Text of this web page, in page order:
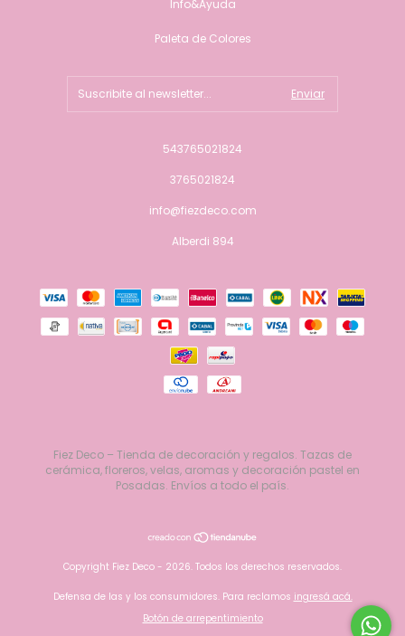
Info&Ayuda
Paleta de Colores
543765021824
3765021824
info@fiezdeco.com
Alberdi 894
Fiez Deco – Tienda de decoración y regalos. Tazas de
cerámica, floreros, velas, aromas y decoración pastel en
Posadas. Envíos a todo el país.
Copyright Fiez Deco - 2026. Todos los derechos reservados.
Defensa de las y los consumidores. Para reclamos ingresá acá.
Botón de arrepentimiento